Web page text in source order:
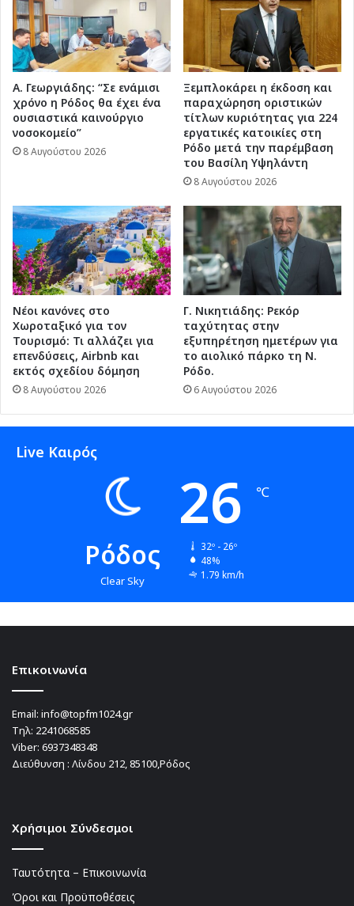
Α. Γεωργιάδης: “Σε ενάμισι
χρόνο η Ρόδος θα έχει ένα
ουσιαστικά καινούργιο
νοσοκομείο”
8 Αυγούστου 2026
Ξεμπλοκάρει η έκδοση και
παραχώρηση οριστικών
τίτλων κυριότητας για 224
εργατικές κατοικίες στη
Ρόδο μετά την παρέμβαση
του Βασίλη Υψηλάντη
8 Αυγούστου 2026
Νέοι κανόνες στο
Χωροταξικό για τον
Τουρισμό: Τι αλλάζει για
επενδύσεις, Airbnb και
εκτός σχεδίου δόμηση
8 Αυγούστου 2026
Γ. Νικητιάδης: Ρεκόρ
ταχύτητας στην
εξυπηρέτηση ημετέρων για
το αιολικό πάρκο τη Ν.
Ρόδο.
6 Αυγούστου 2026
Live Καιρός
Ρόδος
Clear Sky
26 ℃
32º - 26º
48%
1.79 km/h
Επικοινωνία
Email: info@topfm1024.gr
Τηλ: 2241068585
Viber: 6937348348
Διεύθυνση : Λίνδου 212, 85100,Ρόδος
Χρήσιμοι Σύνδεσμοι
Ταυτότητα – Επικοινωνία
Όροι και Προϋποθέσεις